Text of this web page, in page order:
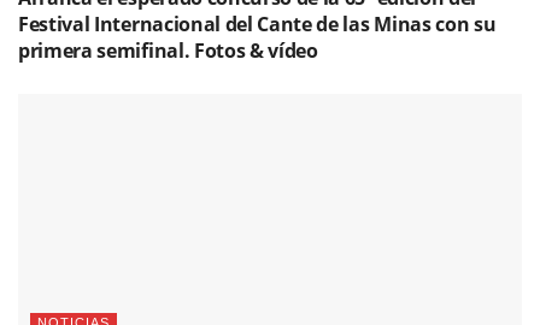
Festival Internacional del Cante de las Minas con su
primera semifinal. Fotos & vídeo